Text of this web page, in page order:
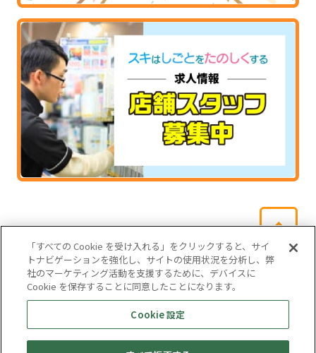
会社概要
サイトマップ
お問い合わせ
個人情報保護方針
株式会社テイツー
「すべての Cookie を受け入れる」をクリックすると、サイ
トナビゲーションを強化し、サイトの使用状況を分析し、弊
社のマーケティング活動を支援するために、デバイスに
Cookie を保存することに同意したことになります。
Cookie 設定